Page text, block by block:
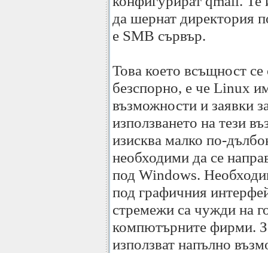
да шернат директория
е SMB сървър.
Това което всъщност
безспорно, е че Linux
възможности и заявки
използването на тези
изисква малко по-
необходими да се
под Windows.
под графичния
стремежи са чужди на
компютърните фирми.
използват напълно